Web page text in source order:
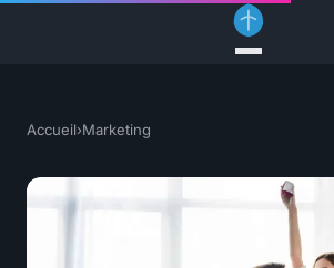
Accueil›Marketing